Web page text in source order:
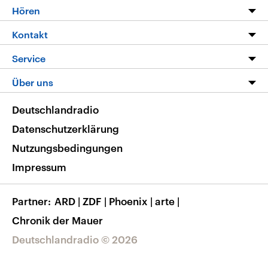
Programm
Die Nachrichten
Nachrichtenleicht
Neue Beiträge auf dlf.de
Hören
Livestream
Podcasts
Deutschlandfunk App
Nachrichten App
Frequenzen
Kontakt
Hörerservice
Service
FAQ
Veranstaltungen
Musikliste
RSS
Über uns
Barrierefreiheit
Deutschlandradio © 2026
Deutschlandradio
Datenschutzerklärung
Nutzungsbedingungen
Impressum
Partner ARD | ZDF | Phoenix | arte |
Chronik der Mauer